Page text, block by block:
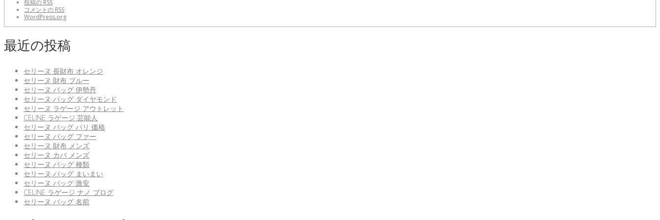
投稿の RSS
コメントの RSS
WordPress.org
最近の投稿
セリーヌ 長財布 オレンジ
セリーヌ 財布 ブルー
セリーヌ バッグ 伊勢丹
セリーヌ バッグ ダイヤモンド
セリーヌ ラゲージ アウトレット
CELINE ラゲージ 芸能人
セリーヌ バッグ パリ 価格
セリーヌ バッグ ファー
セリーヌ 財布 メンズ
セリーヌ カバ メンズ
セリーヌ バッグ 種類
セリーヌ バッグ まいまい
セリーヌ バッグ 激安
CELINE ラゲージ ナノ ブログ
セリーヌ バッグ 名前